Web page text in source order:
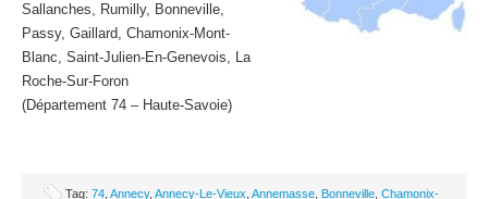
Sallanches, Rumilly, Bonneville,
Passy, Gaillard, Chamonix-Mont-
Blanc, Saint-Julien-En-Genevois, La
Roche-Sur-Foron
(Département 74 – Haute-Savoie)
Tag: 74 Annecy, Annecy-Le-Vieux Annemasse Bonneville Chamonix-